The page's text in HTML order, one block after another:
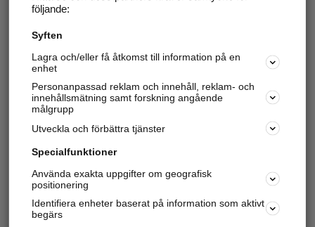
följande:
Syften
Lagra och/eller få åtkomst till information på en
enhet
Personanpassad reklam och innehåll, reklam- och
innehållsmätning samt forskning angående
målgrupp
Utveckla och förbättra tjänster
Specialfunktioner
Använda exakta uppgifter om geografisk
positionering
Identifiera enheter baserat på information som aktivt
begärs